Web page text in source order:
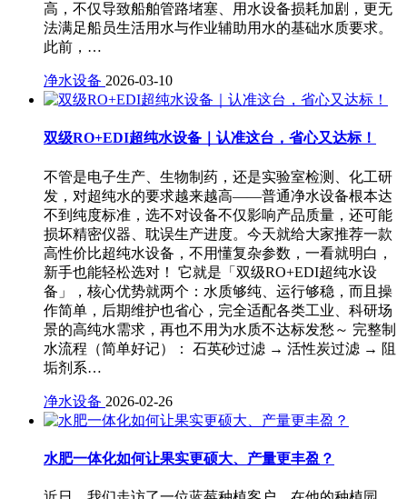
高，不仅导致船舶管路堵塞、用水设备损耗加剧，更无
法满足船员生活用水与作业辅助用水的基础水质要求。
此前，…
净水设备 2026-03-10
双级RO+EDI超纯水设备｜认准这台，省心又达标！
不管是电子生产、生物制药，还是实验室检测、化工研
发，对超纯水的要求越来越高——普通净水设备根本达
不到纯度标准，选不对设备不仅影响产品质量，还可能
损坏精密仪器、耽误生产进度。今天就给大家推荐一款
高性价比超纯水设备，不用懂复杂参数，一看就明白，
新手也能轻松选对！ 它就是「双级RO+EDI超纯水设
备」，核心优势就两个：水质够纯、运行够稳，而且操
作简单，后期维护也省心，完全适配各类工业、科研场
景的高纯水需求，再也不用为水质不达标发愁～ 完整制
水流程（简单好记）： 石英砂过滤 → 活性炭过滤 → 阻
垢剂系…
净水设备 2026-02-26
水肥一体化如何让果实更硕大、产量更丰盈？